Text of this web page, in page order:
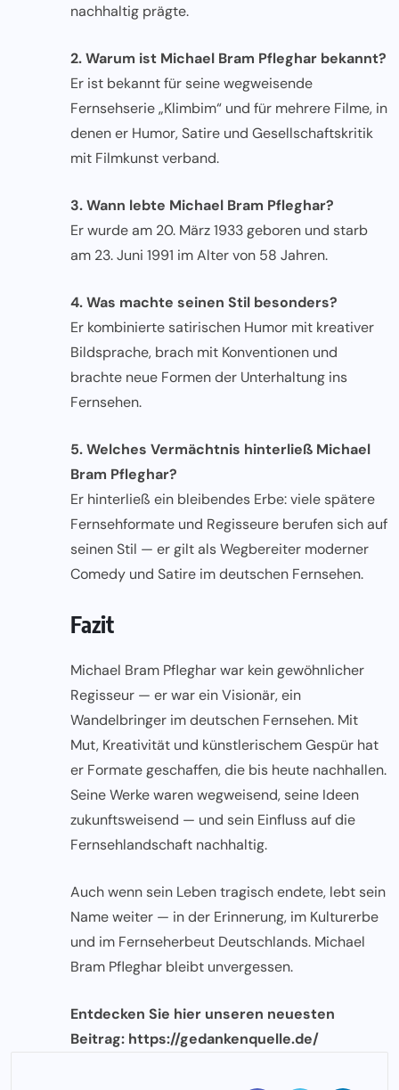
nachhaltig prägte.
2. Warum ist Michael Bram Pfleghar bekannt?
Er ist bekannt für seine wegweisende
Fernsehserie „Klimbim“ und für mehrere Filme, in
denen er Humor, Satire und Gesellschaftskritik
mit Filmkunst verband.
3. Wann lebte Michael Bram Pfleghar?
Er wurde am 20. März 1933 geboren und starb
am 23. Juni 1991 im Alter von 58 Jahren.
4. Was machte seinen Stil besonders?
Er kombinierte satirischen Humor mit kreativer
Bildsprache, brach mit Konventionen und
brachte neue Formen der Unterhaltung ins
Fernsehen.
5. Welches Vermächtnis hinterließ Michael
Bram Pfleghar?
Er hinterließ ein bleibendes Erbe: viele spätere
Fernsehformate und Regisseure berufen sich auf
seinen Stil — er gilt als Wegbereiter moderner
Comedy und Satire im deutschen Fernsehen.
Fazit
Michael Bram Pfleghar war kein gewöhnlicher
Regisseur — er war ein Visionär, ein
Wandelbringer im deutschen Fernsehen. Mit
Mut, Kreativität und künstlerischem Gespür hat
er Formate geschaffen, die bis heute nachhallen.
Seine Werke waren wegweisend, seine Ideen
zukunftsweisend — und sein Einfluss auf die
Fernsehlandschaft nachhaltig.
Auch wenn sein Leben tragisch endete, lebt sein
Name weiter — in der Erinnerung, im Kulturerbe
und im Fernseherbeut Deutschlands. Michael
Bram Pfleghar bleibt unvergessen.
Entdecken Sie hier unseren neuesten
Beitrag: https://gedankenquelle.de/